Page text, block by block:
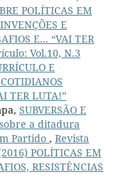
POLÍTICAS EM
E
E... “VAI TER
Vol.10, N.3
E
TER LUTA!”
SUBVERSÃO E
sobre a ditadura
Partido , Revista
POLÍTICAS EM
RESISTÊNCIAS